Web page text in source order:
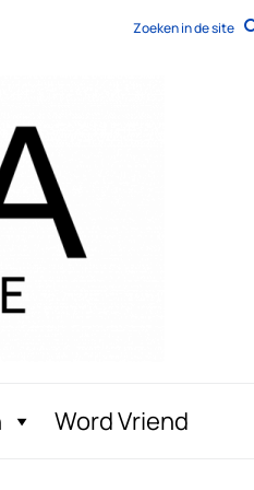
Zoeken in de site
Word Vriend